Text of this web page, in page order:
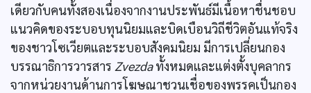
เดียวกับคนทั้งสองเนื่องจากงานประพันธ์มีเนื้อหาชื่นชอบ
แนวคิดของระบอบทุนนิยมและบิดเบือนวิถีชีวิตอันแท้จริง
ของชาวโซเวียตและระบอบสังคมนิยม มีการเปลี่ยนกอง
บรรณาธิการวารสาร Zvezdaทั้งหมดและแต่งตั้งบุคลากร
จากหน่วยงานด้านการโฆษณาชวนเชื่อของพรรคเป็นกอง